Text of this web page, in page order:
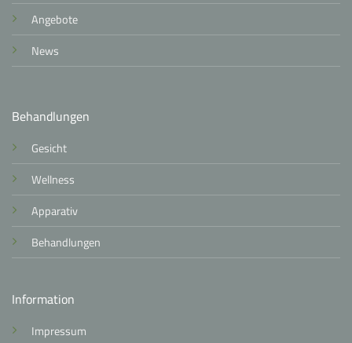
Behandlungen
Gesicht
Wellness
Apparativ
Behandlungen
Information
Impressum
Angebote
News